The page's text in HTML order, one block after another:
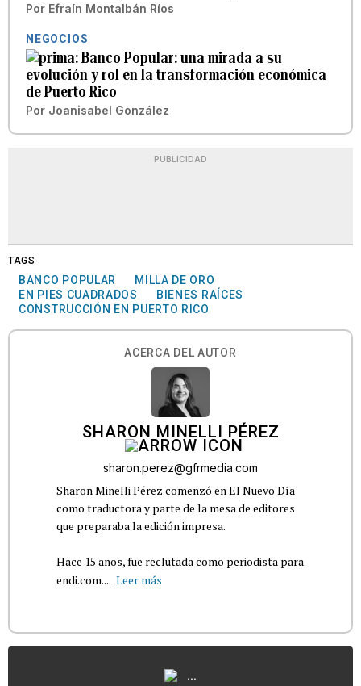
Por Efraín Montalbán Ríos
NEGOCIOS
Banco Popular: una mirada a su
evolución y rol en la transformación económica
de Puerto Rico
Por Joanisabel González
PUBLICIDAD
TAGS
BANCO POPULAR
MILLA DE ORO
EN PIES CUADRADOS
BIENES RAÍCES
CONSTRUCCIÓN EN PUERTO RICO
ACERCA DEL AUTOR
SHARON MINELLI PÉREZ
sharon.perez@gfrmedia.com
Sharon Minelli Pérez comenzó en El Nuevo Día
como traductora y parte de la mesa de editores
que preparaba la edición impresa.
Hace 15 años, fue reclutada como periodista para
endi.com.... Leer más
...